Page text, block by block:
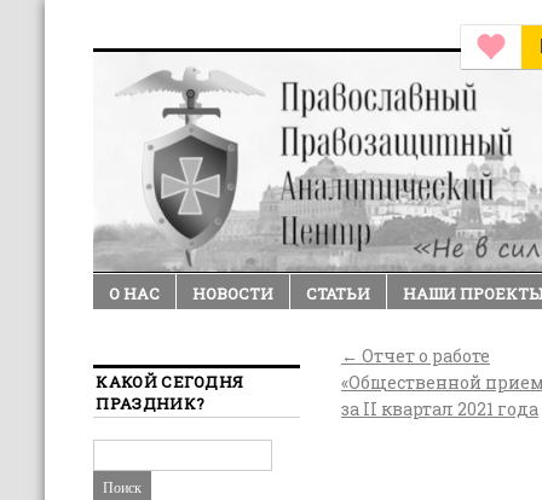
О НАС НОВОСТИ СТАТЬИ НАШИ
← Отчет о работе
«Общественной
за II квартал 2021 года
КАКОЙ СЕГОДНЯ
ПРАЗДНИК?